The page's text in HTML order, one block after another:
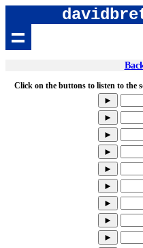
Click on the buttons to listen to the
►
►
►
►
►
►
►
►
►